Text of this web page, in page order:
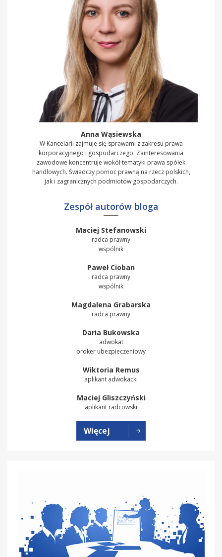
Anna Wąsiewska
W Kancelarii zajmuje się sprawami z zakresu prawa
korporacyjnego i gospodarczego. Zainteresowania
zawodowe koncentruje wokół tematyki prawa spółek
handlowych. Świadczy pomoc prawną na rzecz polskich,
jak i zagranicznych podmiotów gospodarczych.
Zespół autorów bloga
Maciej Stefanowski
radca prawny
wspólnik
Paweł Cioban
radca prawny
wspólnik
Magdalena Grabarska
radca prawny
Daria Bukowska
adwokat
broker ubezpieczeniowy
Wiktoria Remus
aplikant adwokacki
Maciej Gliszczyński
aplikant radcowski
Więcej